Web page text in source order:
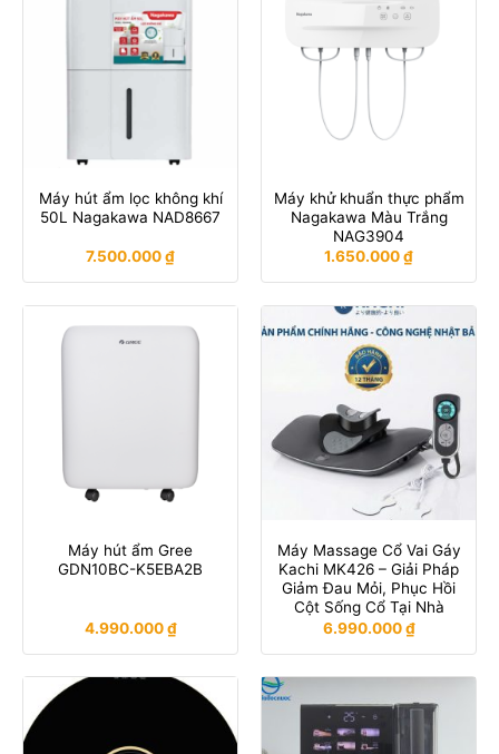
Máy hút ẩm lọc không khí
50L Nagakawa NAD8667
7.500.000₫
Máy khử khuẩn thực phẩm
Nagakawa Màu Trắng
NAG3904
1.650.000₫
Máy hút ẩm Gree
GDN10BC-K5EBA2B
4.990.000₫
Máy Massage Cổ Vai Gáy
Kachi MK426 – Giải Pháp
Giảm Đau Mỏi, Phục Hồi
Cột Sống Cổ Tại Nhà
6.990.000₫